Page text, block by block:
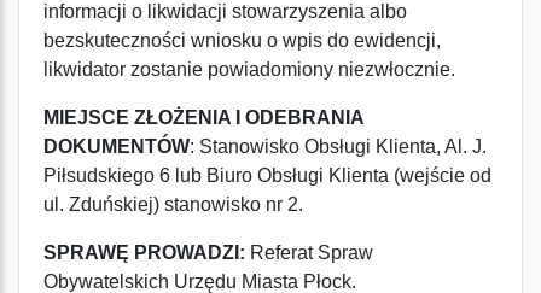
informacji o likwidacji stowarzyszenia albo
bezskuteczności wniosku o wpis do ewidencji,
likwidator zostanie powiadomiony niezwłocznie.
MIEJSCE ZŁOŻENIA I ODEBRANIA
DOKUMENTÓW: Stanowisko Obsługi Klienta, Al. J.
Piłsudskiego 6 lub Biuro Obsługi Klienta (wejście od
ul. Zduńskiej) stanowisko nr 2.
SPRAWĘ PROWADZI: Referat Spraw
Obywatelskich Urzędu Miasta Płock.